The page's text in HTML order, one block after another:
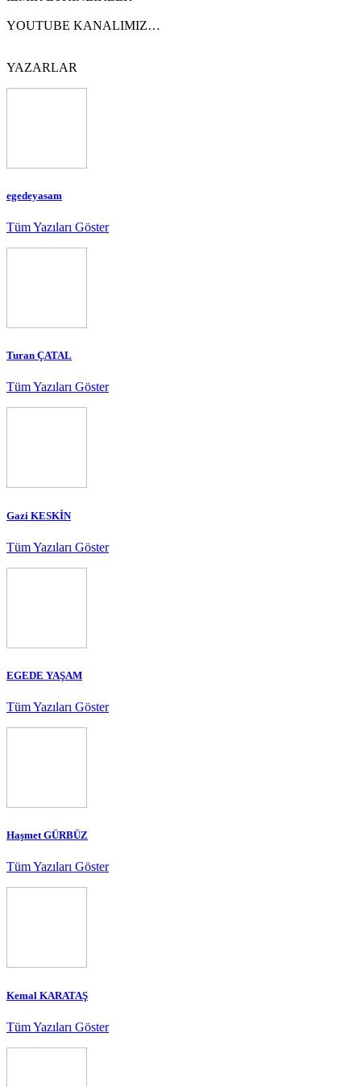
YOUTUBE KANALIMIZ…
YAZARLAR
egedeyasam
Tüm Yazıları Göster
Turan ÇATAL
Tüm Yazıları Göster
Gazi KESKİN
Tüm Yazıları Göster
EGEDE YAŞAM
Tüm Yazıları Göster
Haşmet GÜRBÜZ
Tüm Yazıları Göster
Kemal KARATAŞ
Tüm Yazıları Göster